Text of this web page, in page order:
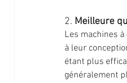
2. Meilleure
Les machines
à leur
étant plus
généralement